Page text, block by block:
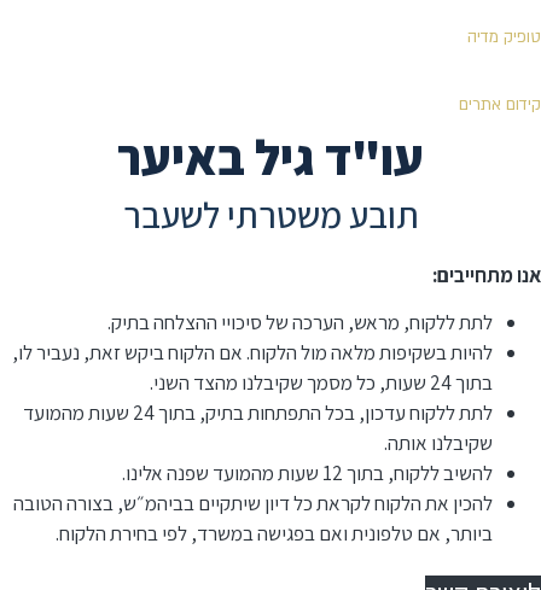
טופיק מדיה
קידום אתרים
עו"ד גיל באיער
תובע משטרתי לשעבר
אנו מתחייבים:
לתת ללקוח, מראש, הערכה של סיכויי ההצלחה בתיק.
להיות בשקיפות מלאה מול הלקוח. אם הלקוח ביקש זאת, נעביר לו,
בתוך 24 שעות, כל מסמך שקיבלנו מהצד השני.
לתת ללקוח עדכון, בכל התפתחות בתיק, בתוך 24 שעות מהמועד
שקיבלנו אותה.
להשיב ללקוח, בתוך 12 שעות מהמועד שפנה אלינו.
⁠להכין את הלקוח לקראת כל דיון שיתקיים בביהמ״ש, בצורה הטובה
ביותר, אם טלפונית ואם בפגישה במשרד, לפי בחירת הלקוח.